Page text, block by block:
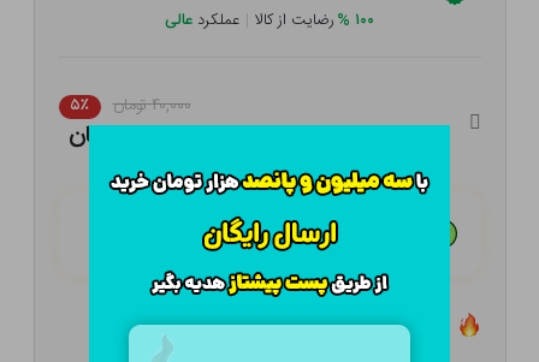
۱۰۰ %رضایت از کالا | عملکرد عالی
۴۰,۰۰۰ تومان ۵٪
۳۸,۰۰۰ تومان
هـر قسط با تــرب‌پــی:
تعداد ۰ عدد در انبار موجود است